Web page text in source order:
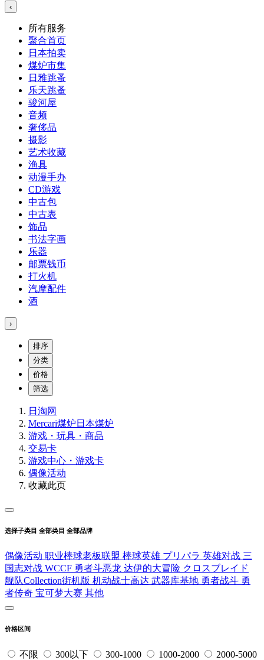
‹
所有服务
聚合首页
日本拍卖
煤炉市集
日雅跳蚤
乐天跳蚤
骏河屋
音频
奢侈品
摄影
艺术收藏
渔具
动漫手办
CD游戏
中古包
中古表
饰品
书法字画
乐器
邮票钱币
打火机
汽摩配件
酒
›
排序
分类
价格
筛选
日淘网
Mercari煤炉 日本煤炉
游戏・玩具・商品
交易卡
游戏中心・游戏卡
偶像活动
收藏此页
选择子类目 全部类目 全部品牌
偶像活动 职业棒球老板联盟 棒球英雄 プリパラ 英雄对战 三
国志对战 WCCF 勇者斗恶龙 达伊的大冒险 クロスブレイド
舰队Collection街机版 机动战士高达 武器库基地 勇者战斗 勇
者传奇 宝可梦大赛 其他
价格区间
不限 300以下 300-1000 1000-2000
2000-5000